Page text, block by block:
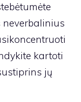
kartoti
jų